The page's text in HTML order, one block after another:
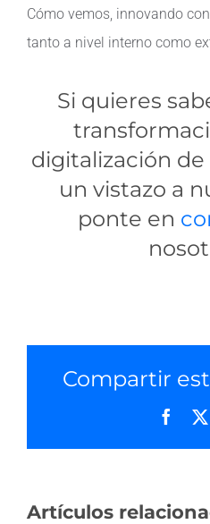
Cómo vemos, innovando
tanto a nivel interno como
Si quieres
digitalización de
un vistazo a
ponte en
Compartir
Artículos